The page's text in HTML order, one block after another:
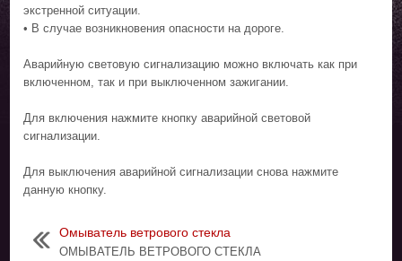
экстренной ситуации.
• В случае возникновения опасности на дороге.
Аварийную световую сигнализацию можно включать как при
включенном, так и при выключенном зажигании.
Для включения нажмите кнопку аварийной световой
сигнализации.
Для выключения аварийной сигнализации снова нажмите
данную кнопку.
Омыватель ветрового стекла
ОМЫВАТЕЛЬ ВЕТРОВОГО СТЕКЛА